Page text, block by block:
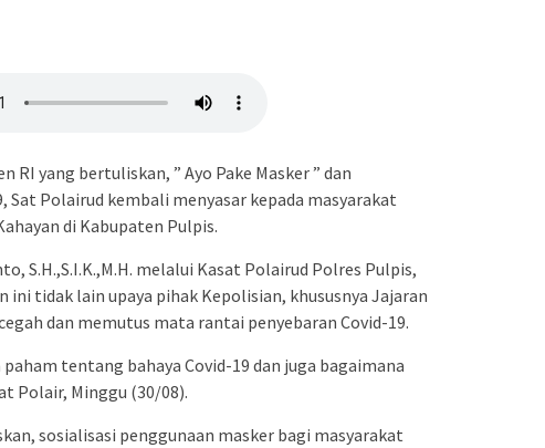
RI yang bertuliskan, ” Ayo Pake Masker ” dan
Sat Polairud kembali menyasar kepada masyarakat
di Kabupaten Pulpis.
S.H.,S.I.K.,M.H. melalui Kasat Polairud Polres Pulpis,
ini tidak lain upaya pihak Kepolisian, khususnya Jajaran
dan memutus mata rantai penyebaran Covid-19.
tentang bahaya Covid-19 dan juga bagaimana
Polair, Minggu (30/08).
sosialisasi penggunaan masker bagi masyarakat